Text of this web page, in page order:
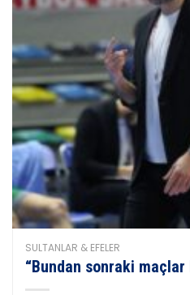
SULTANLAR & EFELER
“Bundan sonraki